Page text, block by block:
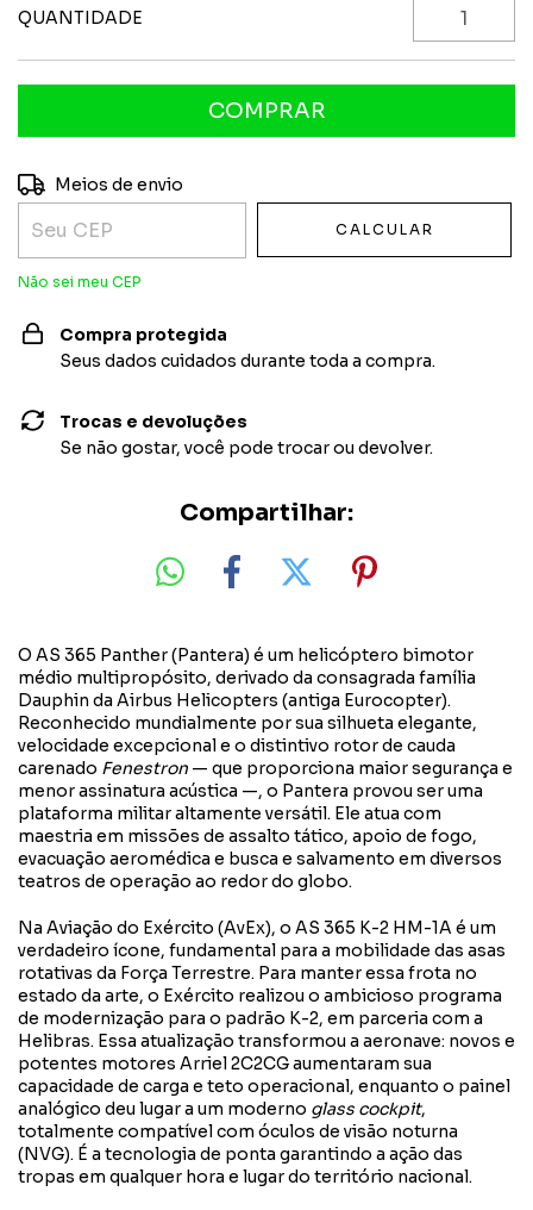
QUANTIDADE
Entregas para o CEP:
Meios de envio
CALCULAR
Não sei meu CEP
Compra protegida
Seus dados cuidados durante toda a compra.
Trocas e devoluções
Se não gostar, você pode trocar ou devolver.
Compartilhar:
O AS 365 Panther (Pantera) é um helicóptero bimotor
médio multipropósito, derivado da consagrada família
Dauphin da Airbus Helicopters (antiga Eurocopter).
Reconhecido mundialmente por sua silhueta elegante,
velocidade excepcional e o distintivo rotor de cauda
carenado Fenestron — que proporciona maior segurança e
menor assinatura acústica —, o Pantera provou ser uma
plataforma militar altamente versátil. Ele atua com
maestria em missões de assalto tático, apoio de fogo,
evacuação aeromédica e busca e salvamento em diversos
teatros de operação ao redor do globo.
Na Aviação do Exército (AvEx), o AS 365 K-2 HM-1A é um
verdadeiro ícone, fundamental para a mobilidade das asas
rotativas da Força Terrestre. Para manter essa frota no
estado da arte, o Exército realizou o ambicioso programa
de modernização para o padrão K-2, em parceria com a
Helibras. Essa atualização transformou a aeronave: novos e
potentes motores Arriel 2C2CG aumentaram sua
capacidade de carga e teto operacional, enquanto o painel
analógico deu lugar a um moderno glass cockpit,
totalmente compatível com óculos de visão noturna
(NVG). É a tecnologia de ponta garantindo a ação das
tropas em qualquer hora e lugar do território nacional.